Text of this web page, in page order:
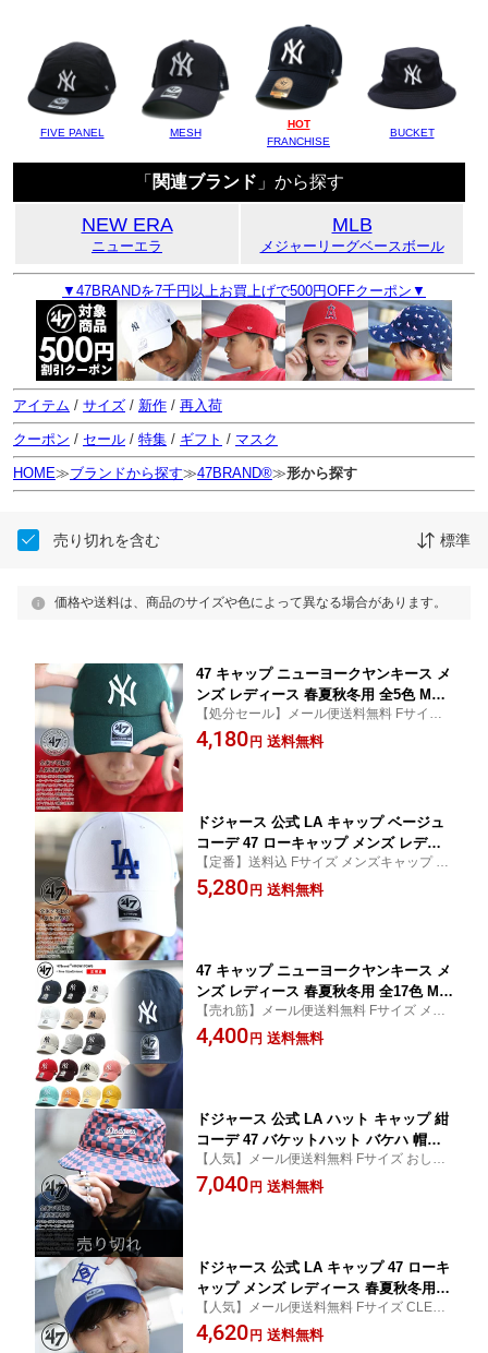
FIVE PANEL MESH
HOT
FRANCHISE
BUCKET
「 関連ブランド 」から探す
NEW ERA
ニューエラ
MLB
メジャーリーグベースボール
▼47BRANDを7千円以上お買上げで500円OFFクーポン▼
アイテム / サイズ / 新作 / 再入荷
クーポン / セール / 特集 / ギフト / マスク
HOME≫ブランドから探す≫47BRAND®≫形から探す
売り切れを含む 標準
価格や送料は、商品のサイズや色によって異なる場合があります。
47 キャップ ニューヨークヤンキース メ
ンズ レディース 春夏秋冬用 全5色 MLB
ヤンキース NY ロゴ 47brand フォーテ
ィセブン 帽子 cap ローキャップ 浅め
【処分セール】メール便送料無料 Fサイズ
メンズキャップ メンズ帽子 レディースキャ
ップ 女子 47キャップ 野球帽 CLEAN UP メ
4,180 円 送料無料
ドジャース 公式 LA キャップ ベージュ
コーデ 47 ローキャップ メンズ レディ
ース 春夏秋冬用 全6色 MLB Dodgers
ロゴ 47brand フォーティセブン MVP
2WBV
【定番】送料込 Fサイズ メンズキャップ ス
トリート メンズ帽子 レディース帽子 レデ
ィースキャップ 女子 47キャップ 野球帽 小
5,280 円 送料無料
47 キャップ ニューヨークヤンキース メ
ンズ レディース 春夏秋冬用 全17色 ML
B ヤンキース NY ロゴ 47brand フォー
ティセブン CLEAN UP 帽子 cap ローキ
S
【売れ筋】メール便送料無料 Fサイズ メン
ズキャップ メンズ帽子 レディース帽子 レ
ディースキャップ 女子 47キャップ 野球帽
4,400 円 送料無料
ドジャース 公式 LA ハット キャップ 紺
コーデ 47 バケットハット バケハ 帽子
hat メンズ 春夏秋冬用 MLB Dodgers ロ
ゴ 47brand フォーティセブン サファリ
【人気】メール便送料無料 Fサイズ おしゃ
れ 総柄 モノグラム ブロックチェック 刺繍
アメカジ ゴルフ レディースキャップ 女子 4
7,040 円 送料無料
ドジャース 公式 LA キャップ 47 ローキ
ャップ メンズ レディース 春夏秋冬用 M
LB ブルックリンドジャース 復刻 B 47b
rand フォーティセブン 帽子 cap ぼうし
【人気】メール便送料無料 Fサイズ CLEAN
UP おしゃれ ロゴ コーデ ストリート メンズ
キャップ メンズ帽子 レディース帽子 レデ
4,620 円 送料無料